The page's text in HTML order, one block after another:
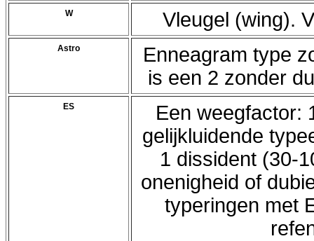
W Vleugel (wing).
Astro
Enneagram type
is een 2 zonder
ES
Een weegfactor:
gelijkluidende
1 dissident (30-
onenigheid of
typeringen met